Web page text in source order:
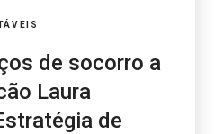
de socorro a
Laura
de